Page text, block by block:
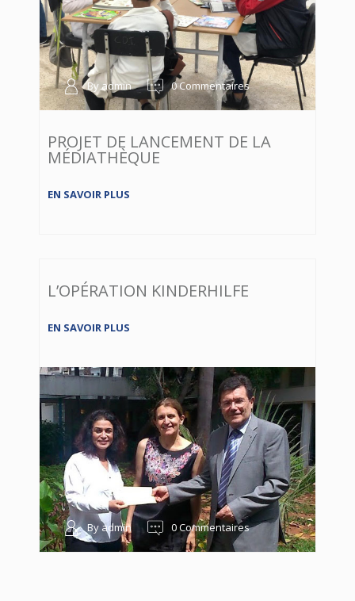
By admin 0 Commentaires
PROJET DE LANCEMENT DE LA
MÉDIATHÈQUE
EN SAVOIR PLUS
L’OPÉRATION KINDERHILFE
EN SAVOIR PLUS
By admin 0 Commentaires